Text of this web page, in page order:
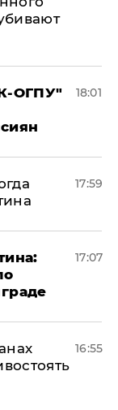
ОГПУ"
18:01
17:59
17:07
16:55